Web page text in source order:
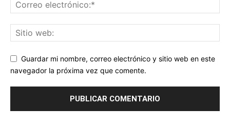
Guardar mi nombre, correo electrónico y sitio web en este
navegador la próxima vez que comente.